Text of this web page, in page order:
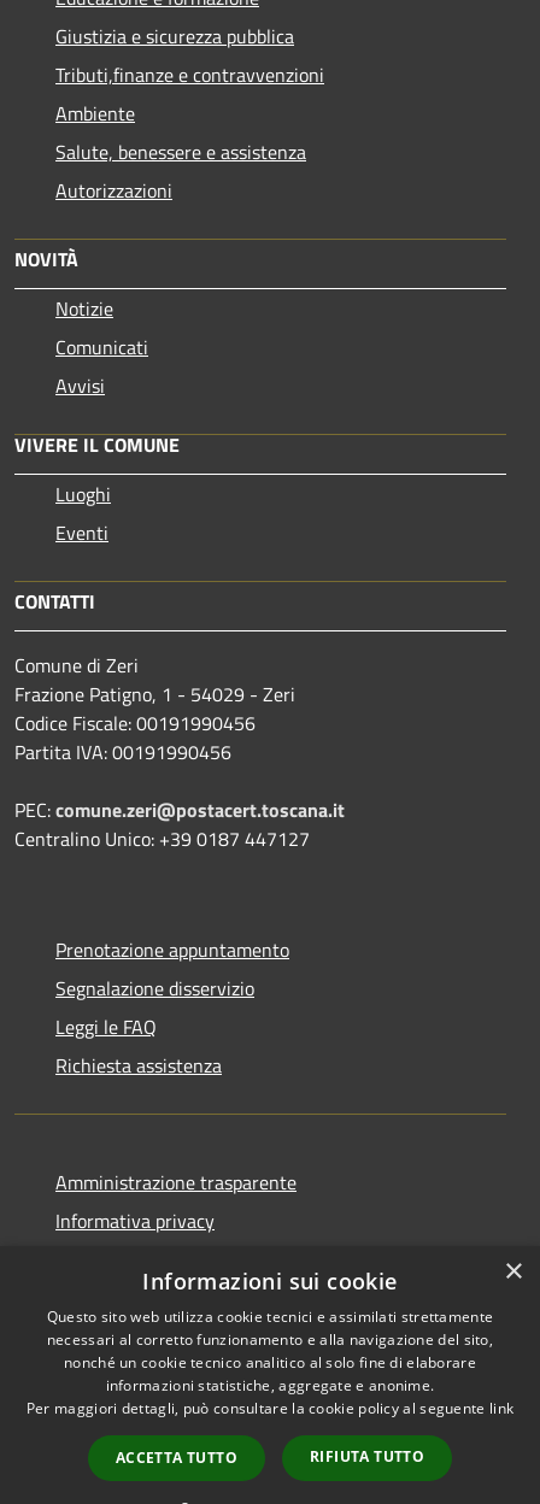
Giustizia e sicurezza pubblica
Tributi,finanze e contravvenzioni
Ambiente
Salute, benessere e assistenza
Autorizzazioni
NOVITÀ
Notizie
Comunicati
Avvisi
VIVERE IL COMUNE
Luoghi
Eventi
CONTATTI
Comune di Zeri
Frazione Patigno, 1 - 54029 - Zeri
Codice Fiscale: 00191990456
Partita IVA: 00191990456
PEC:comune.zeri@postacert.toscana.it
Centralino Unico: +39 0187 447127
Prenotazione appuntamento
Segnalazione disservizio
Leggi le FAQ
Richiesta assistenza
Amministrazione trasparente
Informativa privacy
Dichiarazione di accessibilità
RSS
Accessibilità
Copyright © 2026 • Comune di
Zeri • Powered by
Municipium•Accesso
×
Informazioni sui cookie
Questo sito web utilizza cookie tecnici e assimilati strettamente
necessari al corretto funzionamento e alla navigazione del sito,
nonché un cookie tecnico analitico al solo fine di elaborare
informazioni statistiche, aggregate e anonime.
Per maggiori dettagli, può consultare la cookie policy al seguente link
ACCETTA TUTTO RIFIUTA TUTTO